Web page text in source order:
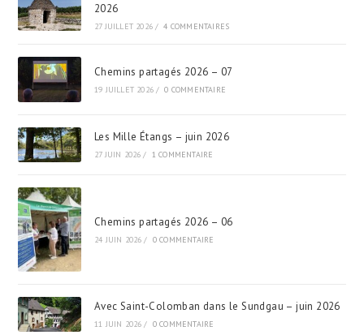
2026
27 JUILLET 2026 / 4 COMMENTAIRES
Chemins partagés 2026 – 07
19 JUILLET 2026 / 0 COMMENTAIRE
Les Mille Étangs – juin 2026
27 JUIN 2026 / 1 COMMENTAIRE
Chemins partagés 2026 – 06
24 JUIN 2026 / 0 COMMENTAIRE
Avec Saint-Colomban dans le Sundgau – juin 2026
11 JUIN 2026 / 0 COMMENTAIRE